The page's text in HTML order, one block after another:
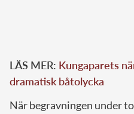
LÄS MER: Kungaparets
dramatisk båtolycka
När begravningen under